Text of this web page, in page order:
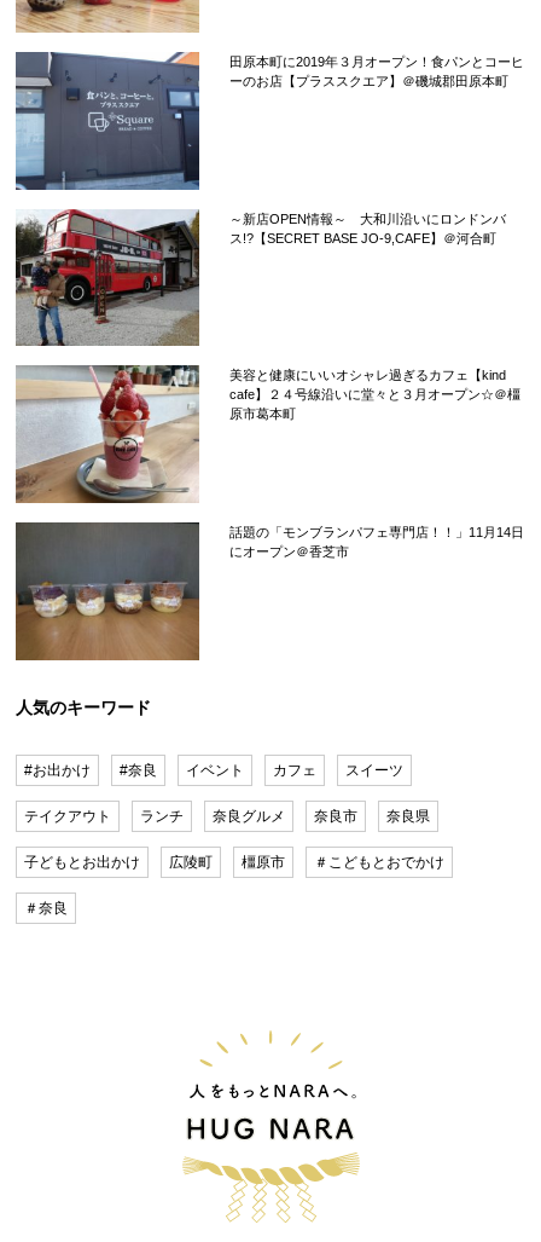
田原本町に2019年３月オープン！食パンとコーヒ
ーのお店【プラススクエア】＠磯城郡田原本町
～新店OPEN情報～ 大和川沿いにロンドンバ
ス!?【SECRET BASE JO-9,CAFE】＠河合町
美容と健康にいいオシャレ過ぎるカフェ【kind
cafe】２４号線沿いに堂々と３月オープン☆＠橿
原市葛本町
話題の「モンブランパフェ専門店！！」11月14日
にオープン＠香芝市
人気のキーワード
#お出かけ #奈良 イベント カフェ スイーツ
テイクアウト ランチ 奈良グルメ 奈良市 奈良県
子どもとお出かけ 広陵町 橿原市 ＃こどもとおでかけ
＃奈良